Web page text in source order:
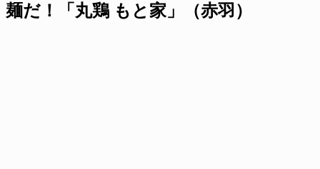
麺だ！「丸鶏 もと家」（赤羽）